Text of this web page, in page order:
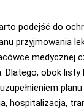
podejść do
przyjmowania
medycznej
Dlatego, obok
hospitalizacja,